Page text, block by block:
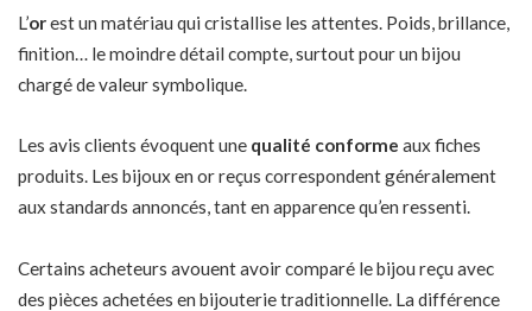
L’orest un matériau qui cristallise les attentes. Poids, brillance,
finition… le moindre détail compte, surtout pour un bijou
chargé de valeur symbolique.
Les avis clients évoquent une qualité conforme aux fiches
produits. Les bijoux en or reçus correspondent généralement
aux standards annoncés, tant en apparence qu’en ressenti.
Certains acheteurs avouent avoir comparé le bijou reçu avec
des pièces achetées en bijouterie traditionnelle. La différence